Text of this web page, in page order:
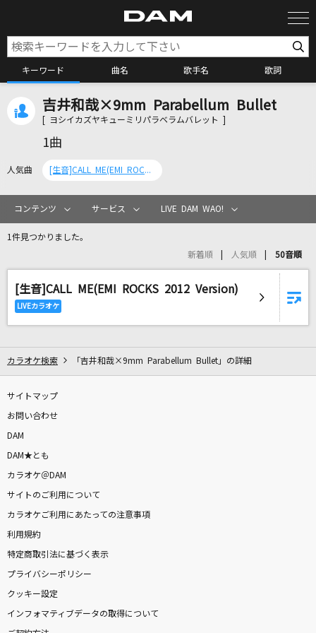
キーワード 曲名 歌手名 歌詞
カラオケ検索
カラオケリクエスト
リアルタイムで歌われている曲の一覧
ホシアイ
神のまにまに
れるりり feat.初音ミク、鏡音リン、GUMI
眠り姫
波まかせ
AKASAKI
I still
milet
白い季節
Misia
吉井和哉×9mm Parabellum Bullet
[ ヨシイカズヤキューミリパラベラムバレット ]
1曲
人気曲 [生音]CALL ME(EMI ROCKS 2012 Version)
コンテンツ サービス LIVE DAM WAO!
1件見つかりました。
新着順 人気順 50音順
[生音]CALL ME(EMI ROCKS 2012 Version)
カラオケ検索 「吉井和哉×9mm Parabellum Bullet」の詳細
サイトマップ
お問い合わせ
DAM
DAM★とも
カラオケ＠DAM
サイトのご利用について
カラオケご利用にあたっての注意事項
利用規約
特定商取引法に基づく表示
プライバシーポリシー
クッキー設定
インフォマティブデータの取得について